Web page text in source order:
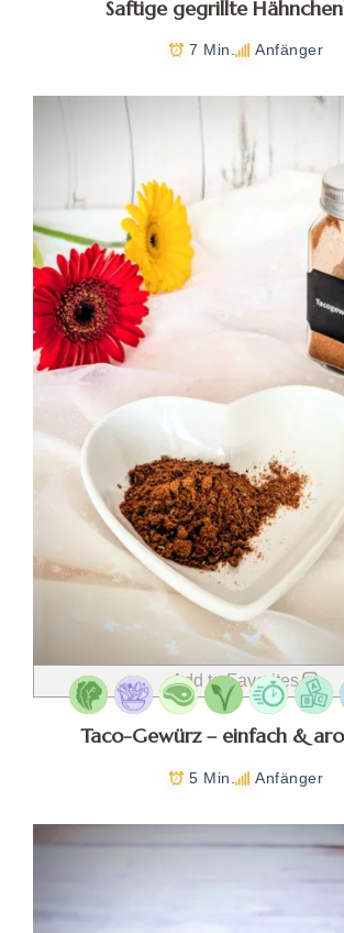
Saftige gegrillte
7 Min. Anfänger
Add to Favorites
Taco-Gewürz – einfach &
5 Min. Anfänger